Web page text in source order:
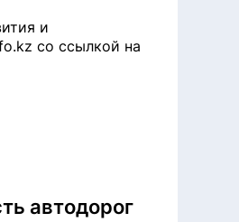
и
со ссылкой на
автодорог